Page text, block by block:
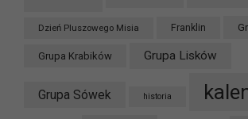
Dzień Pluszowego Misia Franklin
Grupa Krabików Grupa Lisków
Grupa Sówek historia